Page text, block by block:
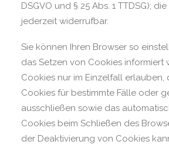
DSGVO und § 25 Abs. 1 TTDSG);
jederzeit widerrufbar.
Sie können Ihren Browser so
das Setzen von Cookies informiert
Cookies nur im Einzelfall erlauben,
Cookies für bestimmte Fälle oder
ausschließen sowie das
Cookies beim Schließen des
der Deaktivierung von Cookies